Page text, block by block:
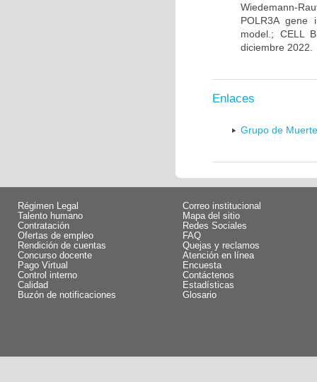
Wiedemann-
POLR3A gene
model.; CELL
diciembre 2022.
Enlaces
Grupo de
Régimen Legal
Talento humano
Contratación
Ofertas de empleo
Rendición de cuentas
Concurso docente
Pago Virtual
Control interno
Calidad
Buzón de notificaciones
Correo institucional
Mapa del sitio
Redes Sociales
FAQ
Quejas y reclamos
Atención en línea
Encuesta
Contáctenos
Estadísticas
Glosario